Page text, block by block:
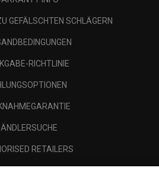
GEFÄLSCHTEN SCHLÄGERN
RICHTLINIE
RETAILERS